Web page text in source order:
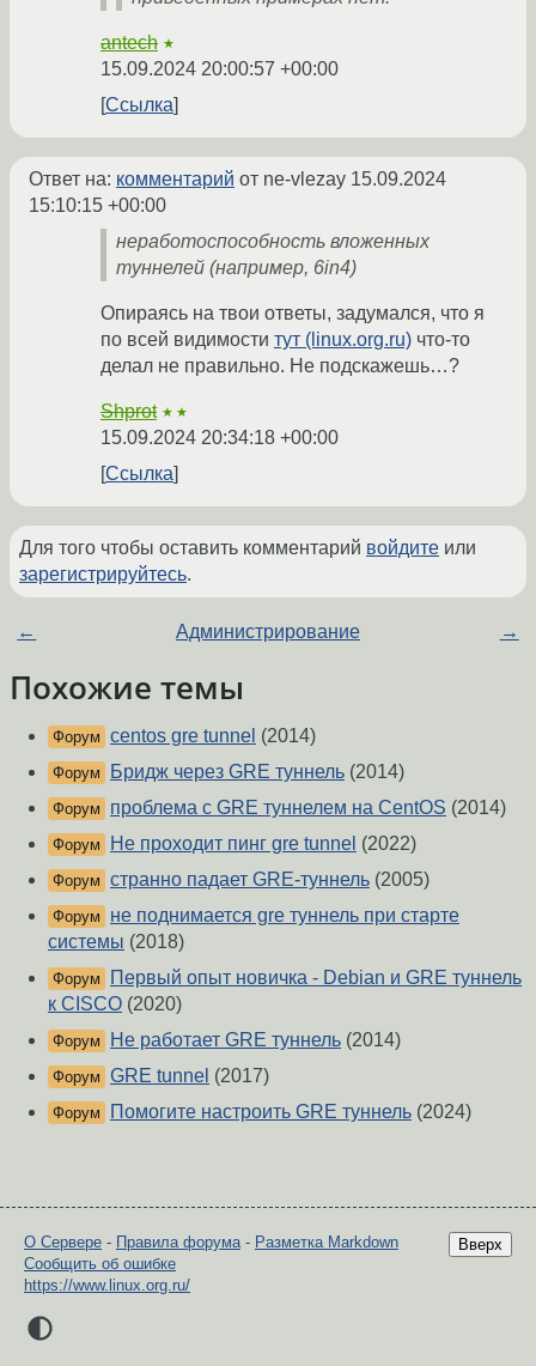
antech ★
15.09.2024 20:00:57 +00:00
Ссылка
Ответ на: комментарий от ne-vlezay 15.09.2024
15:10:15 +00:00
неработоспособность вложенных
туннелей (например, 6in4)
Опираясь на твои ответы, задумался, что я
по всей видимости тут (linux.org.ru) что-то
делал не правильно. Не подскажешь…?
Shprot ★★
15.09.2024 20:34:18 +00:00
Ссылка
Для того чтобы оставить комментарий войдите или
зарегистрируйтесь.
← Администрирование →
Похожие темы
Форум centos gre tunnel (2014)
Форум Бридж через GRE туннель (2014)
Форум проблема с GRE туннелем на CentOS (2014)
Форум Не проходит пинг gre tunnel (2022)
Форум странно падает GRE-туннель (2005)
Форум
не поднимается gre туннель при старте
системы (2018)
Форум
Первый опыт новичка - Debian и GRE туннель
к CISCO (2020)
Форум Не работает GRE туннель (2014)
Форум GRE tunnel (2017)
Форум Помогите настроить GRE туннель (2024)
Вверх
О Сервере - Правила форума- Разметка Markdown
Сообщить об ошибке
https://www.linux.org.ru/